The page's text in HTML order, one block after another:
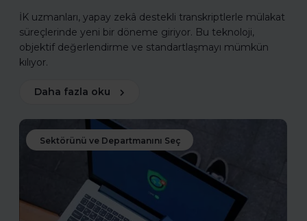
İK uzmanları, yapay zekâ destekli transkriptlerle mülakat
süreçlerinde yeni bir döneme giriyor. Bu teknoloji,
objektif değerlendirme ve standartlaşmayı mümkün
kılıyor.
Daha fazla oku
Sektörünü ve Departmanını Seç